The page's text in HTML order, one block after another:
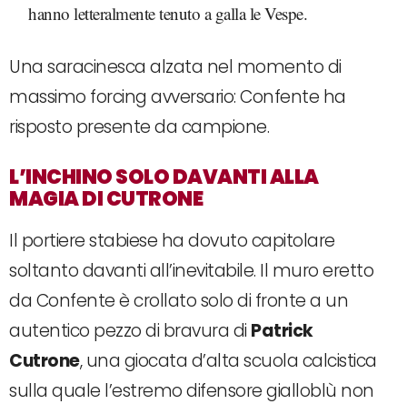
hanno letteralmente tenuto a galla le Vespe.
Una saracinesca alzata nel momento di
massimo forcing avversario: Confente ha
risposto presente da campione.
L’INCHINO SOLO DAVANTI ALLA
MAGIA DI CUTRONE
Il portiere stabiese ha dovuto capitolare
soltanto davanti all’inevitabile. Il muro eretto
da Confente è crollato solo di fronte a un
autentico pezzo di bravura di Patrick
Cutrone, una giocata d’alta scuola calcistica
sulla quale l’estremo difensore gialloblù non